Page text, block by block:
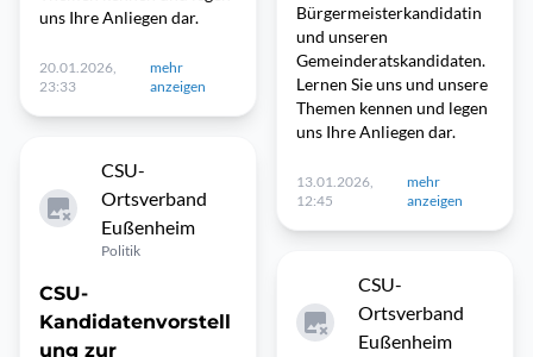
uns Ihre Anliegen dar.
20.01.2026,
23:33
mehr
anzeigen
CSU-
Ortsverband
Eußenheim
Politik
CSU-
Kandidatenvorstell
ung zur
Bürgermeisterkandidatin
und unseren
Gemeinderatskandidaten.
Lernen Sie uns und unsere
Themen kennen und legen
uns Ihre Anliegen dar.
13.01.2026,
12:45
mehr
anzeigen
CSU-
Ortsverband
Eußenheim